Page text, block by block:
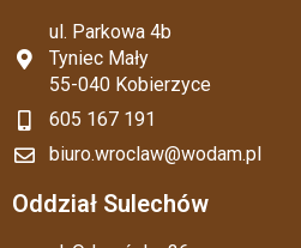
ul. Parkowa 4b
Tyniec Mały
55-040 Kobierzyce
605 167 191
biuro.wroclaw@wodam.pl
Oddział Sulechów